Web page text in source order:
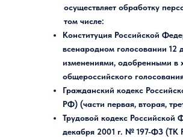
осуществляет обработку
том числе:
Конституция Российской
всенародном голосовании 12
изменениями, одобренными в
общероссийского
Гражданский кодекс
РФ) (части первая, вторая,
Трудовой кодекс Российской
декабря 2001 г. № 197-ФЗ (ТК